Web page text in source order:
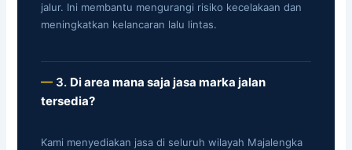
jalur. Ini membantu mengurangi risiko kecelakaan dan
meningkatkan kelancaran lalu lintas.
3. Di area mana saja jasa marka jalan
tersedia?
Kami menyediakan jasa di seluruh wilayah Majalengka